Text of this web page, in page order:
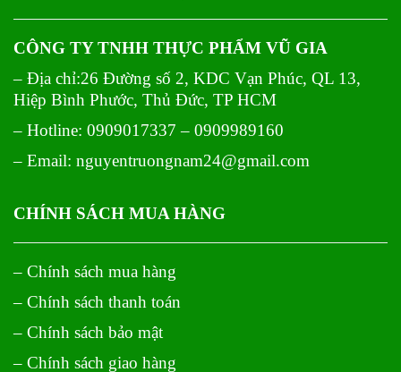
CÔNG TY TNHH THỰC PHẨM VŨ GIA
– Địa chỉ:26 Đường số 2, KDC Vạn Phúc, QL 13,
Hiệp Bình Phước, Thủ Đức, TP HCM
– Hotline: 0909017337 – 0909989160
– Email: nguyentruongnam24@gmail.com
CHÍNH SÁCH MUA HÀNG
– Chính sách mua hàng
– Chính sách thanh toán
– Chính sách bảo mật
– Chính sách giao hàng